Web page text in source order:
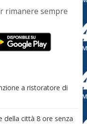
rimanere sempre
a ristoratore di
della città 8 ore senza